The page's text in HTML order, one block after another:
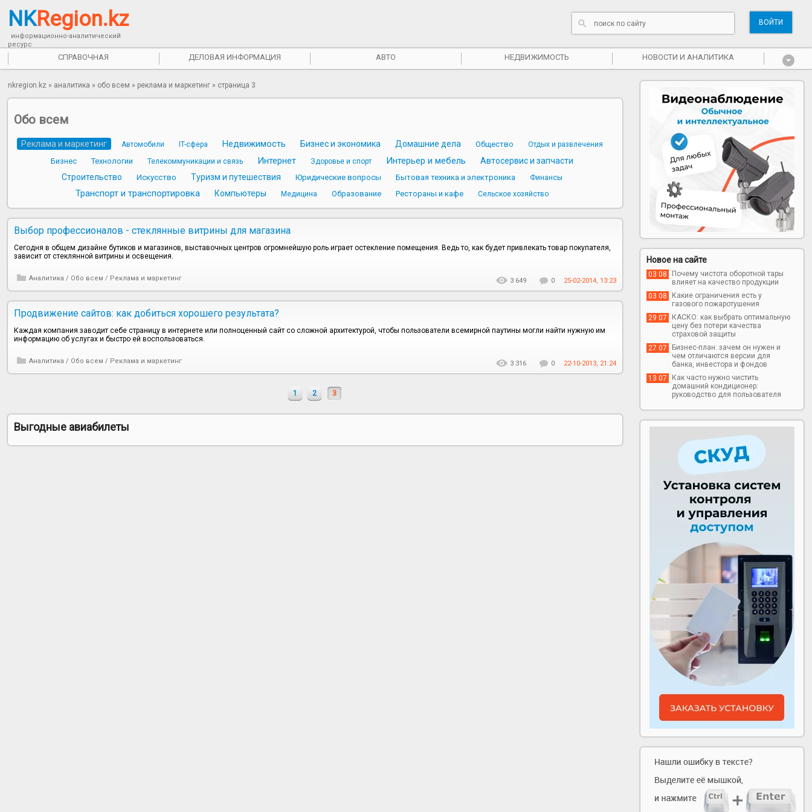
NKRegion.kz
информационно-аналитический
ресурс
ВОЙТИ
СПРАВОЧНАЯ ДЕЛОВАЯ ИНФОРМАЦИЯ АВТО НЕДВИЖИМОСТЬ НОВОСТИ И АНАЛИТИКА
nkregion.kz » аналитика » обо всем » реклама и маркетинг » страница 3
Обо всем
Реклама и маркетинг Автомобили IT-сфера Недвижимость Бизнес и экономика Домашние дела Общество Отдых и развлечения
Бизнес Технологии Телекоммуникации и связь Интернет Здоровье и спорт Интерьер и мебель
Автосервис и запчасти
Строительство
Искусство Туризм и путешествия Юридические вопросы Бытовая техника и электроника Финансы
Транспорт и транспортировка Компьютеры Медицина Образование Рестораны и кафе Сельское хозяйство
Выбор профессионалов - стеклянные витрины для магазина
Сегодня в общем дизайне бутиков и магазинов, выставочных центров огромнейшую роль играет остекление помещения. Ведь то, как будет привлекать товар покупателя,
зависит от стеклянной витрины и освещения.
Аналитика / Обо всем / Реклама и маркетинг 3 649 0 25-02-2014, 13:23
Продвижение сайтов: как добиться хорошего результата?
Каждая компания заводит себе страницу в интернете или полноценный сайт со сложной архитектурой, чтобы пользователи всемирной паутины могли найти нужную им
информацию об услугах и быстро ей воспользоваться.
Аналитика / Обо всем / Реклама и маркетинг 3 316 0 22-10-2013, 21:24
1 2 3
Выгодные авиабилеты
Новое на сайте
03 08
Почему чистота оборотной тары
влияет на качество продукции
03 08
Какие ограничения есть у
газового пожаротушения
29 07
КАСКО: как выбрать оптимальную
цену без потери качества
страховой защиты
27 07
Бизнес-план: зачем он нужен и
чем отличаются версии для
банка, инвестора и фондов
13 07
Как часто нужно чистить
домашний кондиционер:
руководство для пользователя